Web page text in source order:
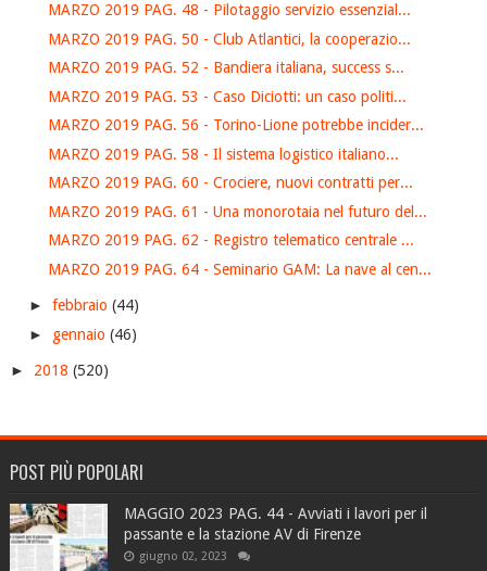
MARZO 2019 PAG. 48 - Pilotaggio servizio essenzial...
MARZO 2019 PAG. 50 - Club Atlantici, la cooperazio...
MARZO 2019 PAG. 52 - Bandiera italiana, success s...
MARZO 2019 PAG. 53 - Caso Diciotti: un caso politi...
MARZO 2019 PAG. 56 - Torino-Lione potrebbe incider...
MARZO 2019 PAG. 58 - Il sistema logistico italiano...
MARZO 2019 PAG. 60 - Crociere, nuovi contratti per...
MARZO 2019 PAG. 61 - Una monorotaia nel futuro del...
MARZO 2019 PAG. 62 - Registro telematico centrale ...
MARZO 2019 PAG. 64 - Seminario GAM: La nave al cen...
► febbraio (44)
► gennaio (46)
► 2018 (520)
POST PIÙ POPOLARI
MAGGIO 2023 PAG. 44 - Avviati i lavori per il
passante e la stazione AV di Firenze
giugno 02, 2023